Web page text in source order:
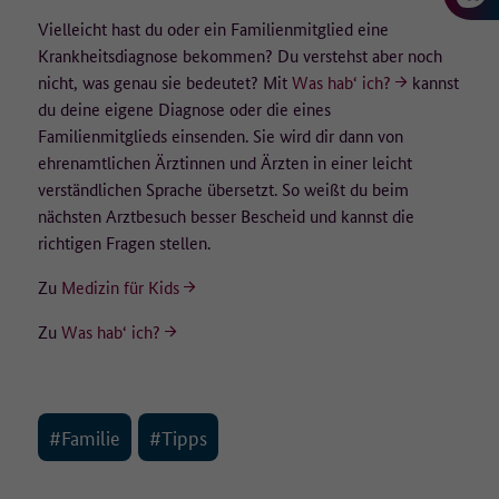
Vielleicht hast du oder ein Familienmitglied eine
Krankheitsdiagnose bekommen? Du verstehst aber noch
nicht, was genau sie bedeutet? MitWas hab‘ ich?
kannst
du deine eigene Diagnose oder die eines
Familienmitglieds einsenden. Sie wird dir dann von
ehrenamtlichen Ärztinnen und Ärzten in einer leicht
verständlichen Sprache übersetzt. So weißt du beim
nächsten Arztbesuch besser Bescheid und kannst die
richtigen Fragen stellen.
Zu Medizin für Kids
Zu Was hab‘ ich?
#Familie #Tipps
Zweck
Dieser Wert speichert Ihre Consent-
Einstellungen. Unter anderem eine zufällig
generierte ID, für die historische Speicherung
Ihrer vorgenommen Einstellungen, falls der
Webseiten-Betreiber dies eingestellt hat.
• Browser/Browser-Engines und Browser-Plugins,
• aufgerufene URLs,
• die Website, von der auf die aufgerufene Seite gelangt wurde
(Referrer-Site),
• Verweildauer,
• heruntergeladene PDFs,
• eingegebene Suchbegriffe.
Die IP-Adresse wird nicht vollständig gespeichert, die letzten
beiden Oktette werden zum frühestmöglichen Zeitpunkt
Es werden keine Cookies auf dem Endgerät gespeichert. Wird eine
Einwilligung für die Datenerfassung nicht erteilt, erfolgt ein Opt-
Wie lange werden die Daten gespeichert?